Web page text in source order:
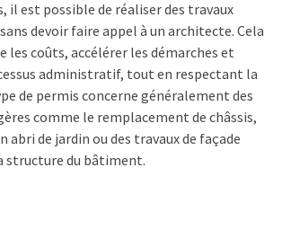
il est possible de réaliser des travaux
devoir faire appel à un architecte. Cela
les coûts, accélérer les démarches et
administratif, tout en respectant la
de permis concerne généralement des
comme le remplacement de châssis,
abri de jardin ou des travaux de façade
structure du bâtiment.